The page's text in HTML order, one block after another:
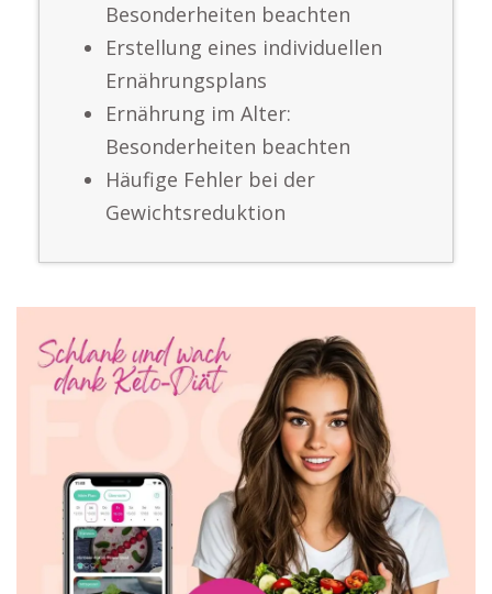
Besonderheiten beachten
Erstellung eines individuellen
Ernährungsplans
Ernährung im Alter:
Besonderheiten beachten
Häufige Fehler bei der
Gewichtsreduktion